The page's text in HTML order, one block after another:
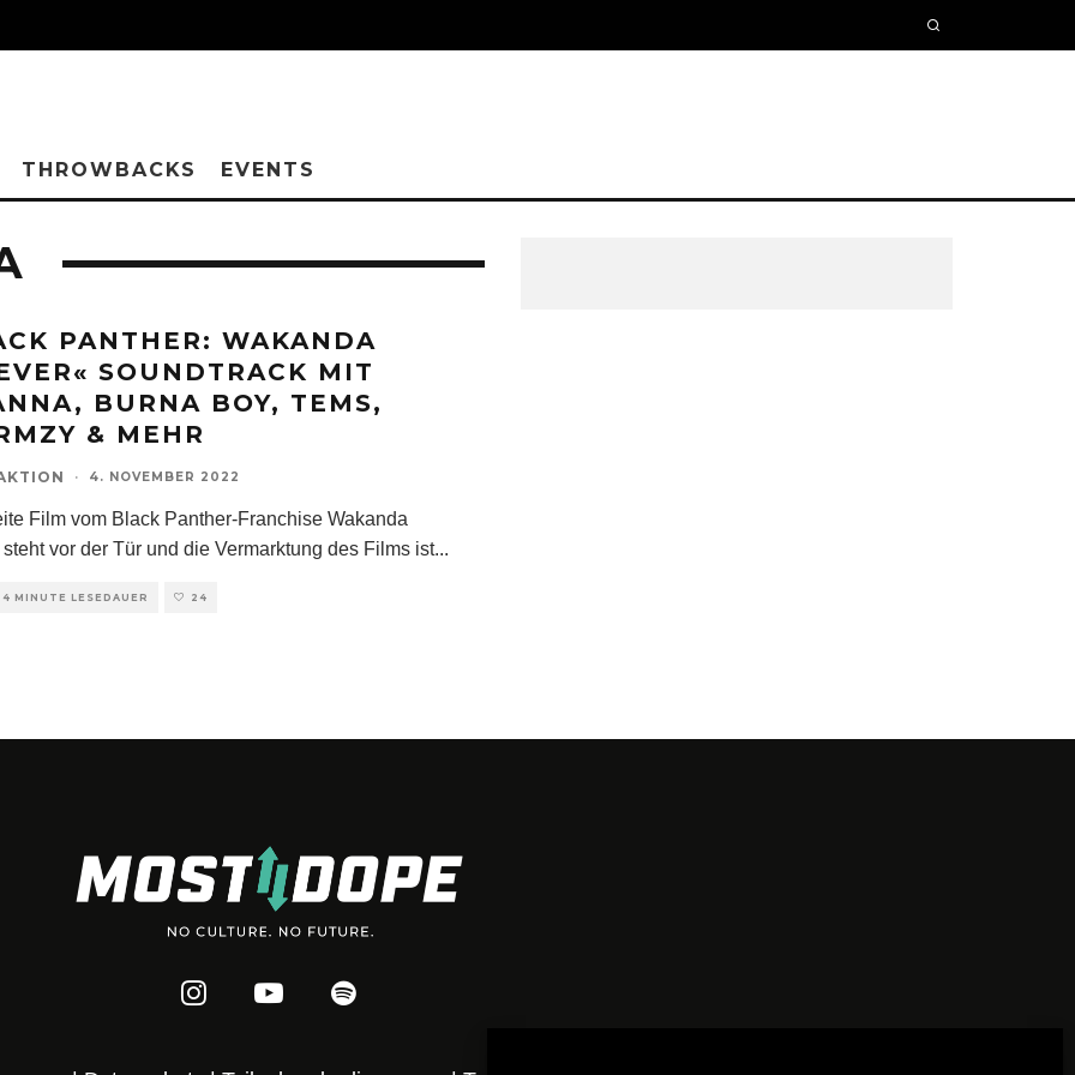
THROWBACKS EVENTS
PANTHER: WAKANDA
SOUNDTRACK MIT
BURNA BOY, TEMS,
& MEHR
· 4. NOVEMBER 2022
Film vom Black Panther-Franchise Wakanda
steht vor der Tür und die Vermarktung des Films ist...
4 MINUTE LESEDAUER 24